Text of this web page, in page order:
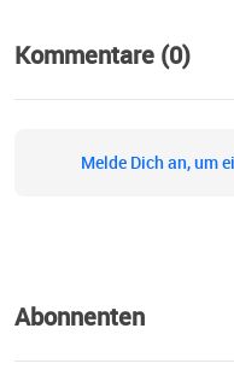
Kommentare (0)
Melde Dich an, um
Abonnenten